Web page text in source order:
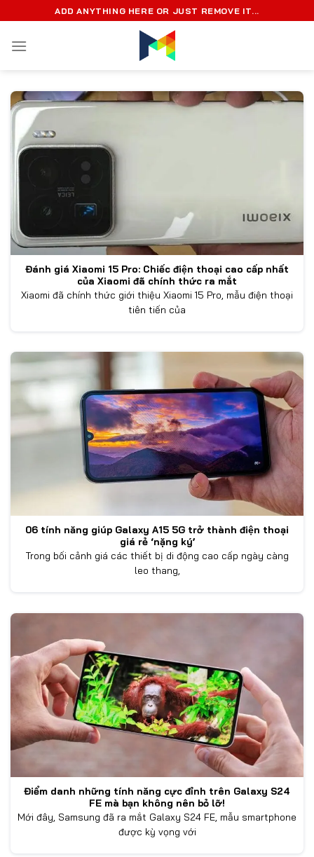
nội
ADD ANYTHING HERE OR JUST REMOVE IT...
Đánh giá Xiaomi 15 Pro: Chiếc điện thoại cao cấp nhất
của Xiaomi đã chính thức ra mắt
Xiaomi đã chính thức giới thiệu Xiaomi 15 Pro, mẫu điện thoại
tiên tiến của
06 tính năng giúp Galaxy A15 5G trở thành điện thoại
giá rẻ ‘nặng ký’
Trong bối cảnh giá các thiết bị di động cao cấp ngày càng
leo thang,
Điểm danh những tính năng cực đỉnh trên Galaxy S24
FE mà bạn không nên bỏ lỡ!
Mới đây, Samsung đã ra mắt Galaxy S24 FE, mẫu smartphone
được kỳ vọng với